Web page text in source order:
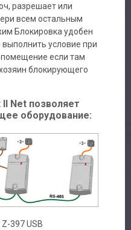
разрешает или
всем остальным
Блокировка удобен
условие при
если там
блокирующего
Net позволяет
оборудование:
397 USB